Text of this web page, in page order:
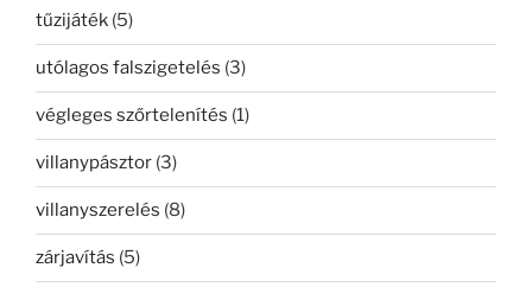
tűzijáték (5)
utólagos falszigetelés (3)
végleges szőrtelenítés (1)
villanypásztor (3)
villanyszerelés (8)
zárjavítás (5)